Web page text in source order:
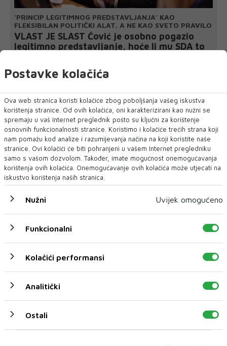
'PRINCIP LEGITIMNOG PREDSTAVLJANJA' KAO
FLEKSIBILAN POLITIČKI ALAT, A NE KAO SVETO PRAVILO
VLAST JE SLAST Čović je osobno pogazio
legitimno predstavljanje, hoće li mu SDA to
postizbornom matematikom iz...
Postavke kolačića
Ova web stranica koristi kolačiće zbog poboljšanja vašeg iskustva
korištenja stranice. Od ovih kolačića, oni karakterizirani kao nužni se
spremaju u vaš Internet preglednik pošto su ključni za korištenje
osnovnih funkcionalnosti stranice. Koristimo i kolačiće trećih strana koji
nam pomažu kod analize i razumijevanja načina na koji koristite naše
stranice. Ovi kolačići će biti pohranjeni u vašem Internet pregledniku
samo s vašom dozvolom. Također, imate mogućnost onemogućavanja
korištenja ovih kolačića. Onemogućavanje ovih kolačića može utjecati na
iskustvo korištenja naših stranica.
Nužni Uvijek omogućeno
Funkcionalni
Kolačići performansi
Analitički
Ostali